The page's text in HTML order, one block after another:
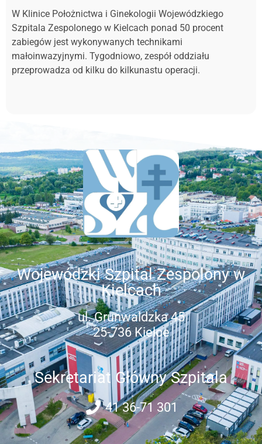
W Klinice Położnictwa i Ginekologii Wojewódzkiego
Szpitala Zespolonego w Kielcach ponad 50 procent
zabiegów jest wykonywanych technikami
małoinwazyjnymi. Tygodniowo, zespół oddziału
przeprowadza od kilku do kilkunastu operacji.
Wojewódzki Szpital Zespolony w
Kielcach
ul. Grunwaldzka 45
25-736 Kielce
Sekretariat Główny Szpitala
41 36-71 301